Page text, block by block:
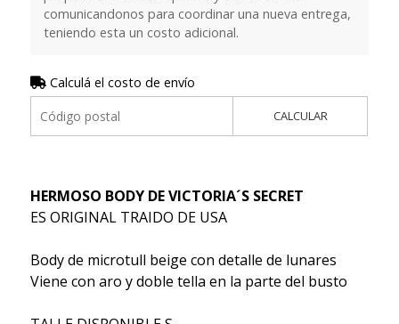
comunicandonos para coordinar una nueva entrega,
teniendo esta un costo adicional.
Calculá el costo de envío
CALCULAR
HERMOSO BODY DE VICTORIA´S SECRET
ES ORIGINAL TRAIDO DE USA
Body de microtull beige con detalle de lunares
Viene con aro y doble tella en la parte del busto